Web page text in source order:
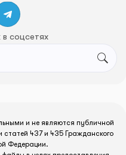
соцсетях
и не являются публичной
437 и 435 Гражданского
Федерации.